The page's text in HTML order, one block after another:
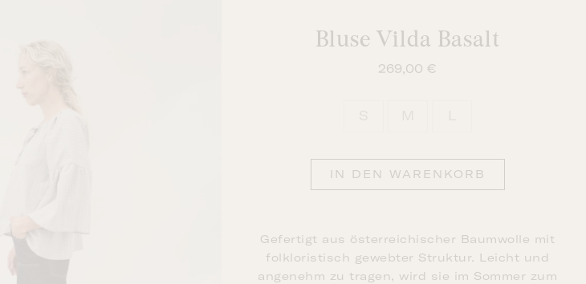
Bluse Vilda Basalt
269,00€
IN DEN WARENKORB
Gefertigt aus österreichischer Baumwolle mit
folkloristisch gewebter Struktur. Leicht und
angenehm zu tragen, wird sie im Sommer zum